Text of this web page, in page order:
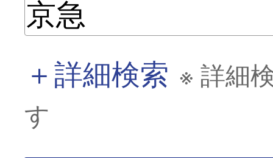
＋詳細検索 ※ 詳細
す